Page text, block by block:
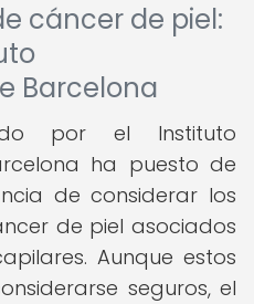
cáncer de piel:
Barcelona
por el Instituto
ha puesto de
de considerar los
de piel asociados
Aunque estos
seguros, el